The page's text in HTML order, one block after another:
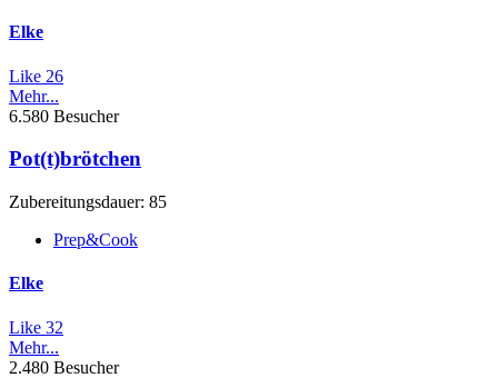
Elke
Like 26
Mehr...
6.580 Besucher
Pot(t)brötchen
Zubereitungsdauer: 85
Prep&Cook
Elke
Like 32
Mehr...
2.480 Besucher